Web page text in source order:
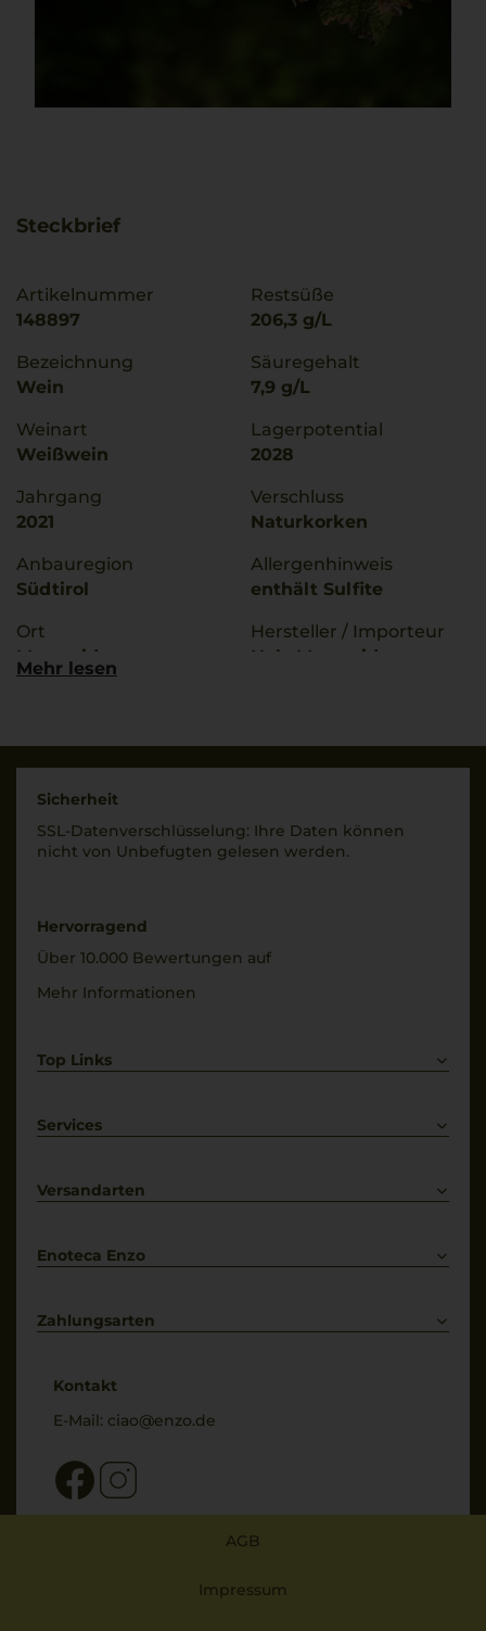
Steckbrief
Artikelnummer
148897
Bezeichnung
Wein
Weinart
Weißwein
Jahrgang
2021
Anbauregion
Südtirol
Ort
Margreid
Rebsorten
100% Moscato Giallo
Trinktemperatur
10 °C
12 % Vol.
Restsüße
206,3 g/L
Säuregehalt
7,9 g/L
Lagerpotential
2028
Verschluss
Naturkorken
Allergenhinweis
enthält Sulfite
Hersteller / Importeur
Nals Margreid ,
Land
Italien
0,375 L
Mehr lesen
Sicherheit
SSL-Daten­verschlüs­selung: Ihre Daten können
nicht von Unbe­fugten gelesen werden.
Hervorragend
Über 10.000 Bewertungen auf
Mehr Informationen
Top Links
Weißwein
Services
Kontakt
Versandarten
Enoteca Enzo
Bewertungs-Richtlinien
Zahlungsarten
Kontakt
E-Mail: ciao@enzo.de
AGB
Impressum